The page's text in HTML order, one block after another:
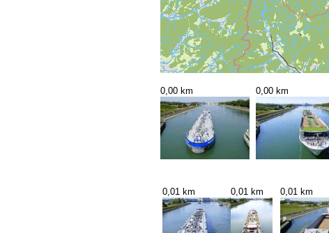
0,00 km 0,00 km
0,01 km 0,01 km 0,01 km